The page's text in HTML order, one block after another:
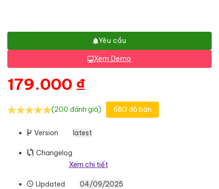
Yêu cầu
Xem Demo
179.000 ₫
(200 đánh giá) 680 đã bán
Version latest
Changelog
Xem chi tiết
Updated 04/09/2025